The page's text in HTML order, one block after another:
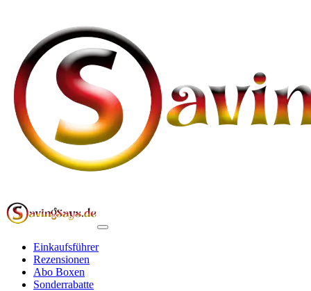
Einkaufsführer
Rezensionen
Abo Boxen
Sonderrabatte